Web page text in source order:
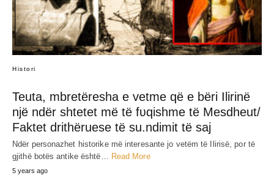
Histori
Teuta, mbretëresha e vetme që e bëri Ilirinë
një ndër shtetet më të fʋqishme të Mesdheut/
Faktet drithëruese të su.ndimit të saj
Ndër personazhet historike më interesante jo vetëm të Ilirisë, por të
gjithë botës antike është… Read More
5 years ago